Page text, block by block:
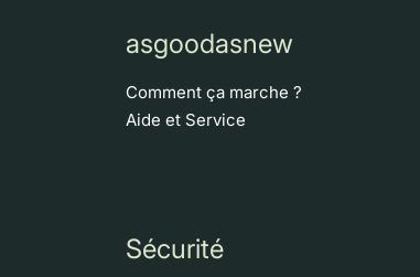
asgoodasnew
Comment ça marche ?
Aide et Service
Sécurité